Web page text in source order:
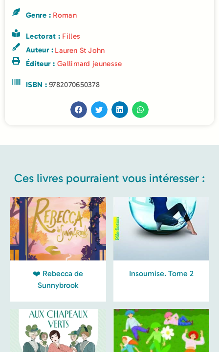
Genre : Roman
Lectorat : Filles
Auteur : Lauren St John
Éditeur : Gallimard jeunesse
ISBN :9782070650378
Ces livres pourraient vous intéresser :
❤️ Rebecca de
Sunnybrook
Insoumise. Tome 2